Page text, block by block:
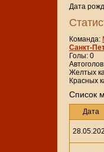
Дата
Команда:
Санкт-
Голы: 0
Желтых
Красных
Cписок
Дата